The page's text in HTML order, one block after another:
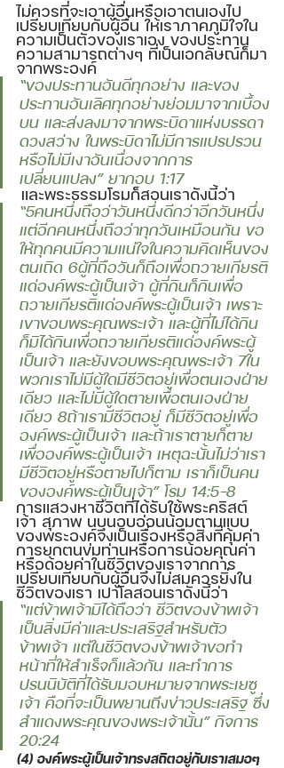
ไม่ควรที่จะเอาผู้อื่นหรือเอาตนเองไป
เปรียบเทียบกับผู้อื่น ให้เราภาคภูมิใจใน
ความเป็นตัวของเราเอง ของประทาน
ความสามารถต่างๆ ที่เป็นเอกลัษณ์ก็มา
จากพระองค์
“ของประทานอันดีทุกอย่าง และของ
ประทานอันเลิศทุกอย่างย่อมมาจากเบื้อง
บน และส่งลงมาจากพระบิดาแห่งบรรดา
ดวงสว่าง ในพระบิดาไม่มีการแปรปรวน
หรือไม่มีเงาอันเนื่องจากการ
เปลี่ยนแปลง” ยากอบ 1:17
และพระธรรมโรมก็สอนเราดังนี้ว่า
“5คนหนึ่งถือว่าวันหนึ่งดีกว่าอีกวันหนึ่ง
แต่อีกคนหนึ่งถือว่าทุกวันเหมือนกัน ขอ
ให้ทุกคนมีความแน่ใจในความคิดเห็นของ
ตนเถิด 6ผู้ที่ถือวันก็ถือเพื่อถวายเกียรติ
แด่องค์พระผู้เป็นเจ้า ผู้ที่กินก็กินเพื่อ
ถวายเกียรติแด่องค์พระผู้เป็นเจ้า เพราะ
เขาขอบพระคุณพระเจ้า และผู้ที่ไม่ได้กิน
ก็มิได้กินเพื่อถวายเกียรติแด่องค์พระผู้
เป็นเจ้า และยังขอบพระคุณพระเจ้า 7ใน
พวกเราไม่มีผู้ใดมีชีวิตอยู่เพื่อตนเองฝ่าย
เดียว และไม่มีผู้ใดตายเพื่อตนเองฝ่าย
เดียว 8ถ้าเรามีชีวิตอยู่ ก็มีชีวิตอยู่เพื่อ
องค์พระผู้เป็นเจ้า และถ้าเราตายก็ตาย
เพื่อองค์พระผู้เป็นเจ้า เหตุฉะนั้นไม่ว่าเรา
มีชีวิตอยู่หรือตายไปก็ตาม เราก็เป็นคน
ขององค์พระผู้เป็นเจ้า” โรม 14:5-8
การแสวงหาชีวิตที่ได้รับใช้พระคริสต์
เจ้า สุภาพ นบนอบอ่อนน้อมตามแบบ
ของพระองค์จึงเป็นเรื่องหรือสิ่งที่คุ้มค่า
การยกตนข่มท่านหรือการน้อยคุณค่า
หรือด้อยค่าในชีวิตของเราจากการ
เปรียบเทียบกับผู้อื่นจึงไม่สมควรยิ่งใน
ชีวิตของเรา เปาโลสอนเราดังนี้ว่า
“แต่ข้าพเจ้ามิได้ถือว่า ชีวิตของข้าพเจ้า
เป็นสิ่งมีค่าและประเสริฐสำหรับตัว
ข้าพเจ้า แต่ในชีวิตของข้าพเจ้าขอทำ
หน้าที่ให้สำเร็จก็แล้วกัน และทำการ
ปรนนิบัติที่ได้รับมอบหมายจากพระเยซู
เจ้า คือที่จะเป็นพยานถึงข่าวประเสริฐ ซึ่ง
สำแดงพระคุณของพระเจ้านั้น” กิจการ
20:24
(4) องค์พระผู้เป็นเจ้าทรงสถิตอยู่กับเราเสมอๆ